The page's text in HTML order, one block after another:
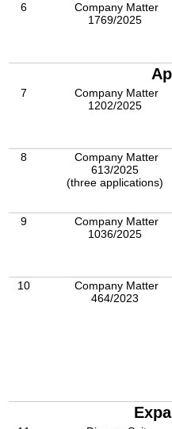
6
Company Matter
1769/2025
7
Company Matter
1202/2025
8
Company Matter
613/2025
(three applications)
9
Company Matter
1036/2025
10
Company Matter
464/2023